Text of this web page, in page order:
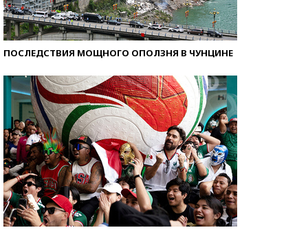
ПОСЛЕДСТВИЯ МОЩНОГО ОПОЛЗНЯ В ЧУНЦИНЕ